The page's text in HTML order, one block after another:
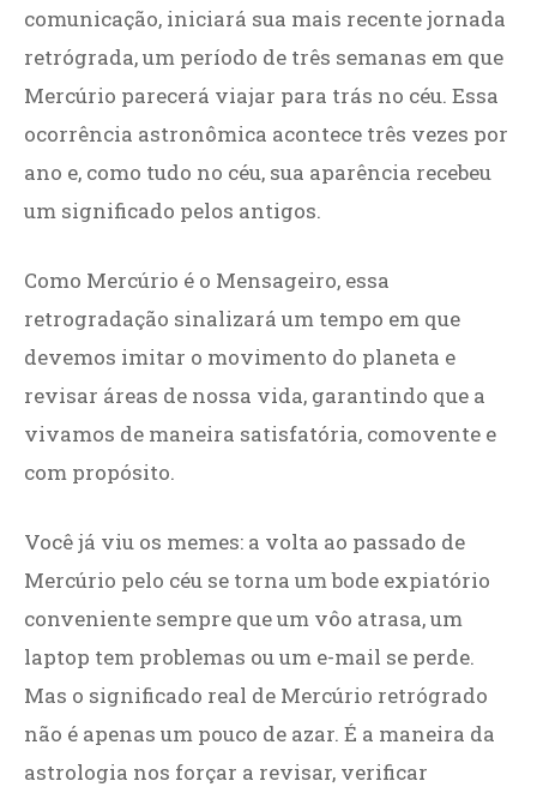
comunicação, iniciará sua mais recente jornada
retrógrada, um período de três semanas em que
Mercúrio parecerá viajar para trás no céu. Essa
ocorrência astronômica acontece três vezes por
ano e, como tudo no céu, sua aparência recebeu
um significado pelos antigos.
Como Mercúrio é o Mensageiro, essa
retrogradação sinalizará um tempo em que
devemos imitar o movimento do planeta e
revisar áreas de nossa vida, garantindo que a
vivamos de maneira satisfatória, comovente e
com propósito.
Você já viu os memes: a volta ao passado de
Mercúrio pelo céu se torna um bode expiatório
conveniente sempre que um vôo atrasa, um
laptop tem problemas ou um e-mail se perde.
Mas o significado real de Mercúrio retrógrado
não é apenas um pouco de azar. É a maneira da
astrologia nos forçar a revisar, verificar